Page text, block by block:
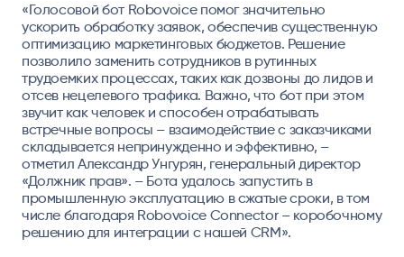
«Голосовой бот Robovoice помог значительно
ускорить обработку заявок, обеспечив существенную
оптимизацию маркетинговых бюджетов. Решение
позволило заменить сотрудников в рутинных
трудоемких процессах, таких как дозвоны до лидов и
отсев нецелевого трафика. Важно, что бот при этом
звучит как человек и способен отрабатывать
встречные вопросы – взаимодействие с заказчиками
складывается непринужденно и эффективно, –
отметилАлександр Унгурян, генеральный директор
«Должник прав». – Бота удалось запустить в
промышленную эксплуатацию в сжатые сроки, в том
числе благодаря Robovoice Connector – коробочному
решению для интеграции с нашей CRM».